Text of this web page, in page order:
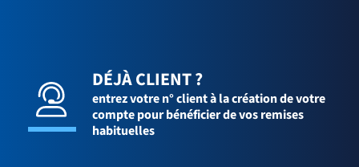
DÉJÀ CLIENT ?
entrez votre n° client à la création de votre
compte pour bénéficier de vos remises
habituelles